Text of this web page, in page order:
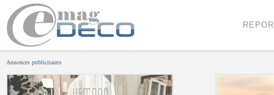
Annonces publicitaires